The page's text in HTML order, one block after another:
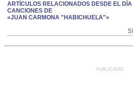
ARTÍCULOS RELACIONADOS DESDE EL
CANCIONES DE
«JUAN CARMONA "HABICHUELA"»
PUBLICIDAD